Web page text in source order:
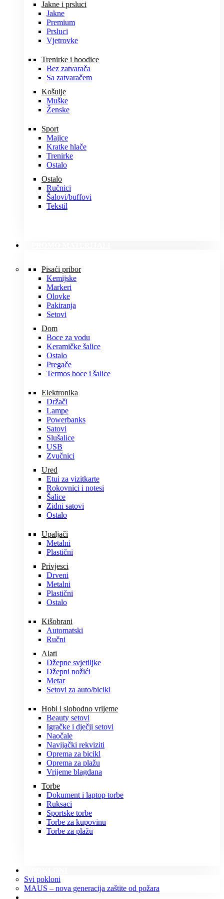
Jakne i prsluci
Jakne
Premium
Prsluci
Vjetrovke
Trenirke i hoodice
Bez zatvarača
Sa zatvaračem
Košulje
Muške
Ženske
Sport
Majice
Kratke hlače
Trenirke
Ostalo
Ostalo
Ručnici
Šalovi/buffovi
Tekstil
Pisaći pribor
Kemijske
Markeri
Olovke
Pakiranja
Setovi
Dom
Boce za vodu
Keramičke šalice
Ostalo
Pregače
Termos boce i šalice
Elektronika
Držači
Lampe
Powerbanks
Satovi
Slušalice
USB
Zvučnici
Ured
Etui za vizitkarte
Rokovnici i notesi
Šalice
Zidni satovi
Ostalo
Upaljači
Metalni
Plastični
Privjesci
Drveni
Metalni
Plastični
Ostalo
Kišobrani
Automatski
Ručni
Alati
Džepne svjetiljke
Džepni nožići
Metar
Setovi za auto/bicikl
Hobi i slobodno vrijeme
Beauty setovi
Igračke i dječji setovi
Naočale
Navijački rekviziti
Oprema za bicikl
Oprema za plažu
Vrijeme blagdana
Torbe
Dokument i laptop torbe
Ruksaci
Sportske torbe
Torbe za kupovinu
Torbe za plažu
Svi pokloni
MAUS – nova generacija zaštite od požara